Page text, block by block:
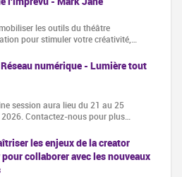
les outils du théâtre
pour stimuler votre créativité,…
numérique - Lumière tout
session aura lieu du 21 au 25
Contactez-nous pour plus…
les enjeux de la creator
collaborer avec les nouveaux